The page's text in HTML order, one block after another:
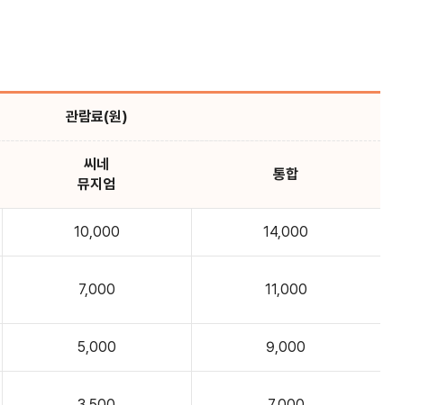
관람료(원)
씨네
뮤지엄
통합
10,000 14,000
7,000 11,000
5,000 9,000